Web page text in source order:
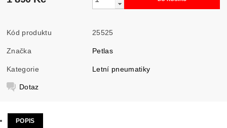
Kód produktu 25525
Značka Petlas
Kategorie Letní pneumatiky
Dotaz
POPIS